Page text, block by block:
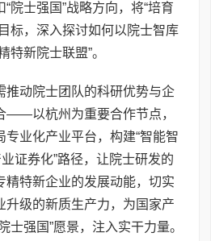
院士强国”战略方向，将“培育
标，深入探讨如何以院士智库
特新院士联盟”。
推动院士团队的科研优势与企
——以杭州为重要合作节点，
业化产业平台，构建“智能智
证券化”路径，让院士研发的
精特新企业的发展动能，切实
升级的新质生产力，为国家产
士强国”愿景，注入实干力量。